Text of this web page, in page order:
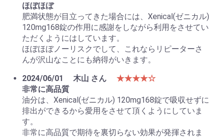
ほぼほぼ
肥満状態が目立ってきた場合には、Xenical(ゼニカル)
120mg168錠の作用に感謝をしながら利用をさせてい
ただくようにはしています。
ほぼほぼノーリスクでして、これならリピーターさ
んが沢山なことにも納得がいきます。
2024/06/01
木山 さん
★★★★☆
非常に高品質
油分は、Xenical(ゼニカル) 120mg168錠で吸収せずに
排出ができるから愛用をさせて頂くようにしていま
す。
非常に高品質で期待を裏切らない効果が発揮されま